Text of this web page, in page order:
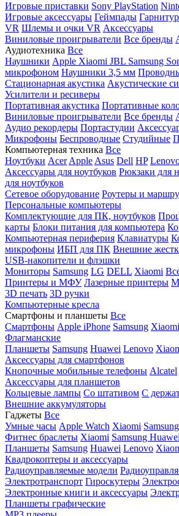
Игровые приставки Sony PlayStation
Игровые аксессуары Геймпады
VR Шлемы и очки VR Аксессуары
Виниловые проигрыватели Все бренды
Аудиотехника Все
Наушники Apple Xiaomi JBL Samsung
микрофоном Наушники 3,5 мм
Стационарная акустика Акустические
Усилители и ресиверы
Портативная акустика Портативные
Виниловые проигрыватели Все бренды
Аудио рекордеры Портастудии
Микрофоны Беспроводные Студийные
Компьютерная техника Все
Ноутбуки Acer Apple Asus Dell HP
Аксессуары для ноутбуков Рюкзаки для
для ноутбуков
Сетевое оборудование Роутеры и
Персональные компьютеры
Комплектующие для ПК, ноутбуков
карты Блоки питания для компьютера
Компьютерная периферия Клавиатуры
микрофоны ИБП для ПК Внешние
USB-накопители и флэшки
Мониторы Samsung LG DELL Xiaomi
Принтеры и МФУ Лазерные принтеры
3D печать 3D ручки
Компьютерные кресла
Смартфоны и планшеты Все
Смартфоны Apple iPhone Samsung Xiaomi
Флагманские
Планшеты Samsung Huawei Lenovo
Аксессуары для смартфонов
Кнопочные мобильные телефоны Alcatel
Аксессуары для планшетов
Кольцевые лампы Со штативом C
Внешние аккумуляторы
Гаджеты Все
Умные часы Apple Watch Xiaomi
Фитнес браслеты Xiaomi Samsung Huawei
Планшеты Samsung Huawei Lenovo
Квадрокоптеры и аксессуары
Радиоуправляемые модели
Электротранспорт Гироскутеры
Электронные книги и аксессуары
Планшеты графические